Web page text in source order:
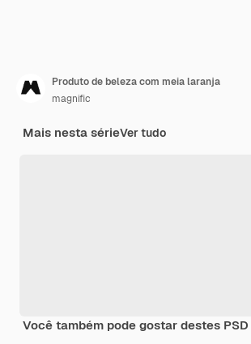
Produto de beleza com meia laranja
magnific
Mais nesta sérieVer tudo
Você também pode gostar destes PSD